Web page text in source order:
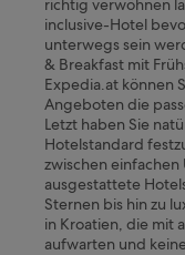
richtig verwöhnen
inclusive-Hotel
unterwegs sein
& Breakfast mit
Expedia.at können
Angeboten die
Letzt haben Sie
Hotelstandard
zwischen
ausgestattete
Sternen bis hin zu
in Kroatien, die mit
aufwarten und